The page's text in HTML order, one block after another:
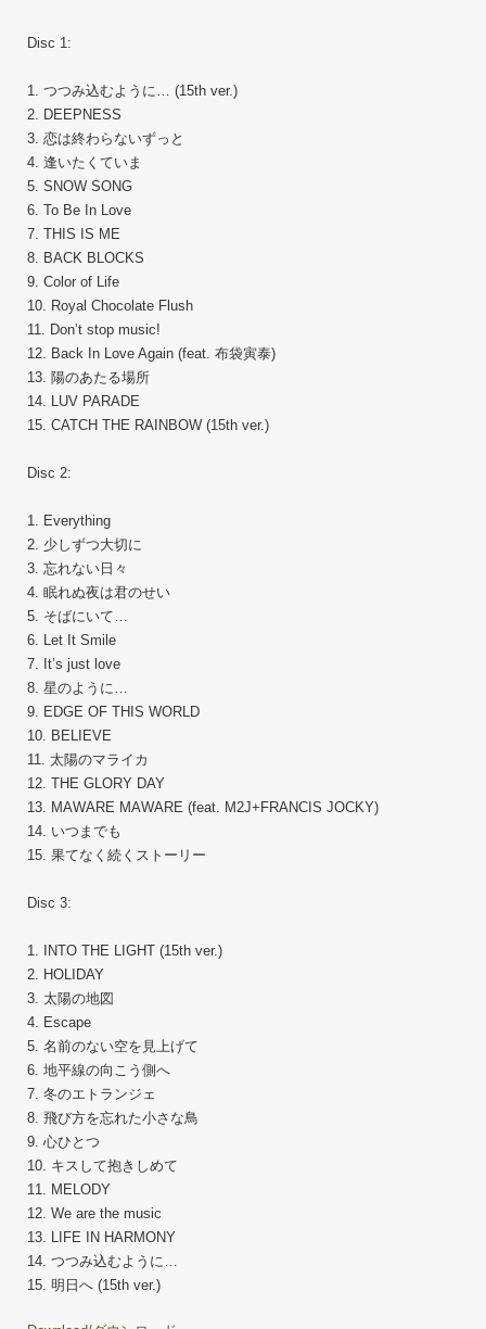
Disc 1:
1. つつみ込むように… (15th ver.)
2. DEEPNESS
3. 恋は終わらないずっと
4. 逢いたくていま
5. SNOW SONG
6. To Be In Love
7. THIS IS ME
8. BACK BLOCKS
9. Color of Life
10. Royal Chocolate Flush
11. Don’t stop music!
12. Back In Love Again (feat. 布袋寅泰)
13. 陽のあたる場所
14. LUV PARADE
15. CATCH THE RAINBOW (15th ver.)
Disc 2:
1. Everything
2. 少しずつ大切に
3. 忘れない日々
4. 眠れぬ夜は君のせい
5. そばにいて…
6. Let It Smile
7. It’s just love
8. 星のように…
9. EDGE OF THIS WORLD
10. BELIEVE
11. 太陽のマライカ
12. THE GLORY DAY
13. MAWARE MAWARE (feat. M2J+FRANCIS JOCKY)
14. いつまでも
15. 果てなく続くストーリー
Disc 3:
1. INTO THE LIGHT (15th ver.)
2. HOLIDAY
3. 太陽の地図
4. Escape
5. 名前のない空を見上げて
6. 地平線の向こう側へ
7. 冬のエトランジェ
8. 飛び方を忘れた小さな鳥
9. 心ひとつ
10. キスして抱きしめて
11. MELODY
12. We are the music
13. LIFE IN HARMONY
14. つつみ込むように…
15. 明日へ (15th ver.)